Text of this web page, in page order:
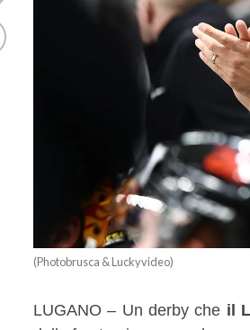
(Photobrusca & Luckyvideo)
LUGANO – Un derby che il